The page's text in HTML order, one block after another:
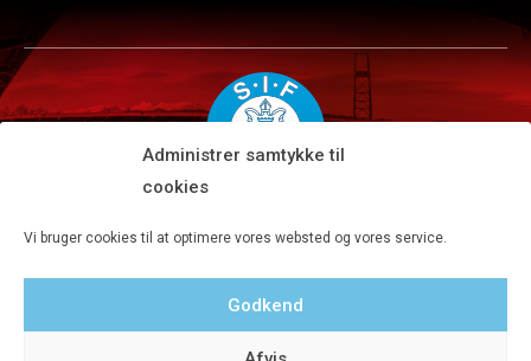
Administrer samtykke til
cookies
Vi bruger cookies til at optimere vores websted og vores service.
Godkend
Tlf 8680 4477 · Fax 8680 4647 · Kontortid man-fre kl. 9-15